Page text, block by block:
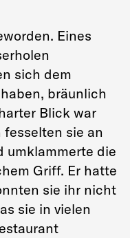
Eines
sich dem
bräunlich
Blick war
fesselten sie an
umklammerte die
Griff. Er hatte
sie ihr nicht
sie in vielen